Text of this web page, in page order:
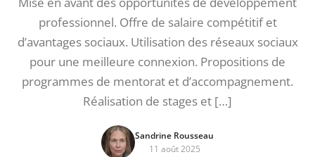
professionnel. Offre de salaire compétitif et
d’avantages sociaux. Utilisation des réseaux sociaux
pour une meilleure connexion. Propositions de
programmes de mentorat et d’accompagnement.
Réalisation de stages et […]
Sandrine Rousseau
11 août 2025